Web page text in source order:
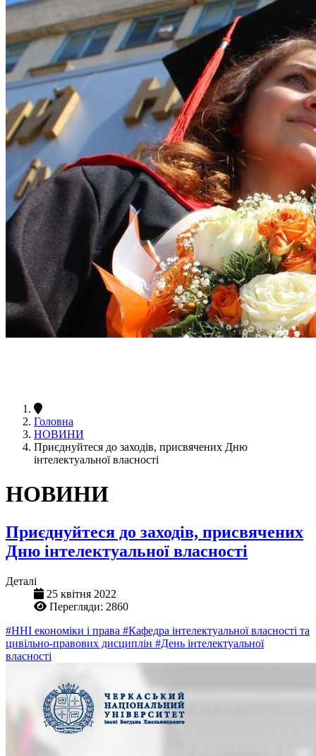
Головна
НОВИНИ
Приєднуйтеся до заходів, присвячених Дню
інтелектуальної власності
НОВИНИ
Приєднуйтеся до заходів, присвячених
Дню інтелектуальної власності
Деталі
25 квітня 2022
Перегляди: 2860
#ННІ економіки і права #Кафедра інтелектуальної власності та
цивільно-правових дисциплін #День інтелектуальної
власності